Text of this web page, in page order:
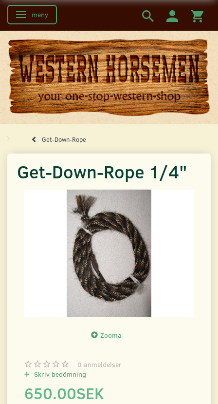
Ändra navigering
meny
Get-Down-Rope
Get-Down-Rope 1/4"
Zooma
0 anmeldelser
Skriv bedömning
650.00SEK